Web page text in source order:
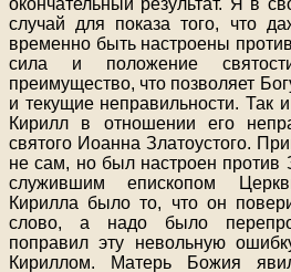
окончательный результат. Я в
случай для показа того, что
временно быть настроены
сила и положение
преимущество, что позволяет
и текущие неправильности. Так
Кирилл в отношении его
святого Иоанна Златоустого.
не сам, но был настроен против
служившим епископом
Кирилла было то, что он
слово, а надо было
поправил эту невольную
Кириллом. Матерь Божия